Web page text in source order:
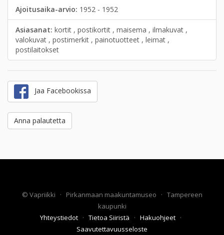
Ajoitusaika-arvio: 1952 - 1952
Asiasanat: kortit , postikortit , maisema , ilmakuvat ,
valokuvat , postimerkit , painotuotteet , leimat ,
postilaitokset
Jaa Facebookissa
Anna palautetta
© Vapriikki · Pirkanmaan maakuntamuseo · Tampereen
kaupunki
Yhteystiedot · Tietoa Siiristä · Hakuohjeet ·
Saavutettavuusseloste